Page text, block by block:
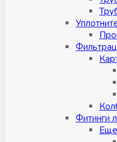
Фитинги
Eщe